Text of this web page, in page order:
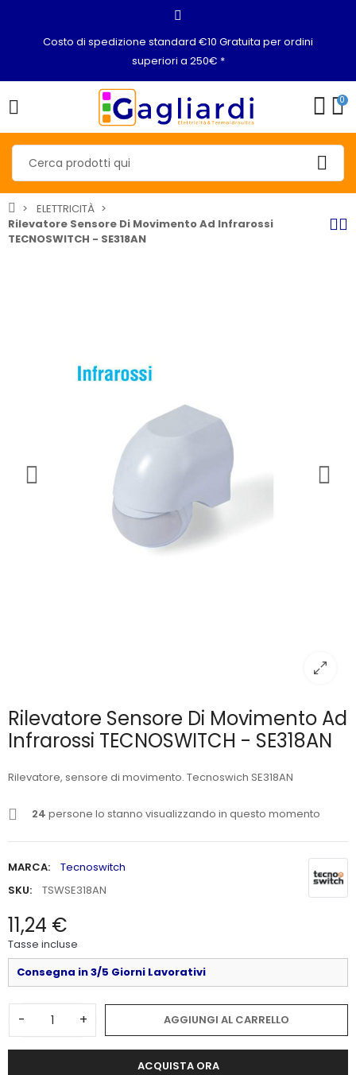
Costo di spedizione standard €10 Gratuita per ordini
superiori a 250€ *
0
ELETTRICITÀ
Rilevatore Sensore Di Movimento Ad Infrarossi
TECNOSWITCH - SE318AN
Rilevatore Sensore Di Movimento Ad
Infrarossi TECNOSWITCH - SE318AN
Rilevatore, sensore di movimento. Tecnoswich SE318AN
24 persone lo stanno visualizzando in questo momento
MARCA:
Tecnoswitch
SKU:
TSWSE318AN
11,24 €
Tasse incluse
Consegna in 3/5 Giorni Lavorativi
- + AGGIUNGI AL CARRELLO
ACQUISTA ORA